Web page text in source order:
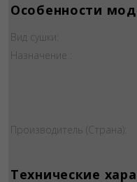
Особенности
Вид сушки:
Назначение :
Производитель (Страна):
Технические